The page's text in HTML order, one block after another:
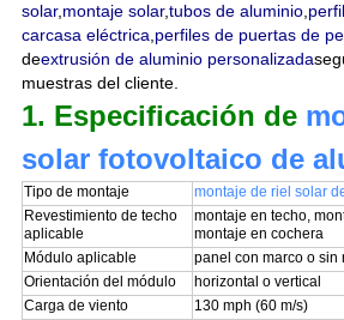
solar,montaje solar,tubos de aluminio,
carcasa eléctrica,perfiles de puertas de
deextrusión de aluminio personalizada
muestras del cliente.
1. Especificación de
solar fotovoltaico de
Tipo de montaje
montaje de riel solar
Revestimiento de techo
aplicable
montaje en techo,
montaje en cochera
Módulo aplicable
panel con marco o sin
Orientación del módulo
horizontal o vertical
Carga de viento
130 mph (60 m/s)